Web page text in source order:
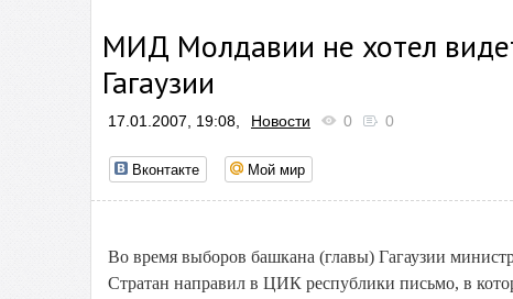
МИД Молдавии не хотел
Гагаузии
17.01.2007, 19:08, Новости 0 0
Вконтакте Мой мир
Во время выборов башкана (главы) Гагаузии
Стратан направил в ЦИК республики письмо, в